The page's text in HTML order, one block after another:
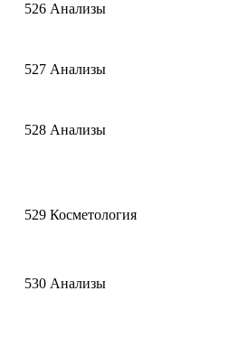
526 Анализы
527 Анализы
528 Анализы
529 Косметология
530 Анализы